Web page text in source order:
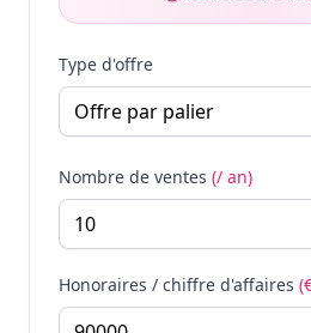
Type d'offre
Nombre de ventes (/ an)
Honoraires / chiffre d'affaires